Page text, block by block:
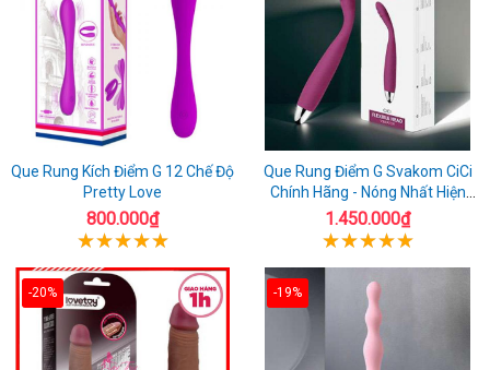
Que Rung Kích Điểm G 12 Chế Độ
Pretty Love
800.000₫
Que Rung Điểm G Svakom CiCi
Chính Hãng - Nóng Nhất Hiện
Nay
1.450.000₫
-20% -19%